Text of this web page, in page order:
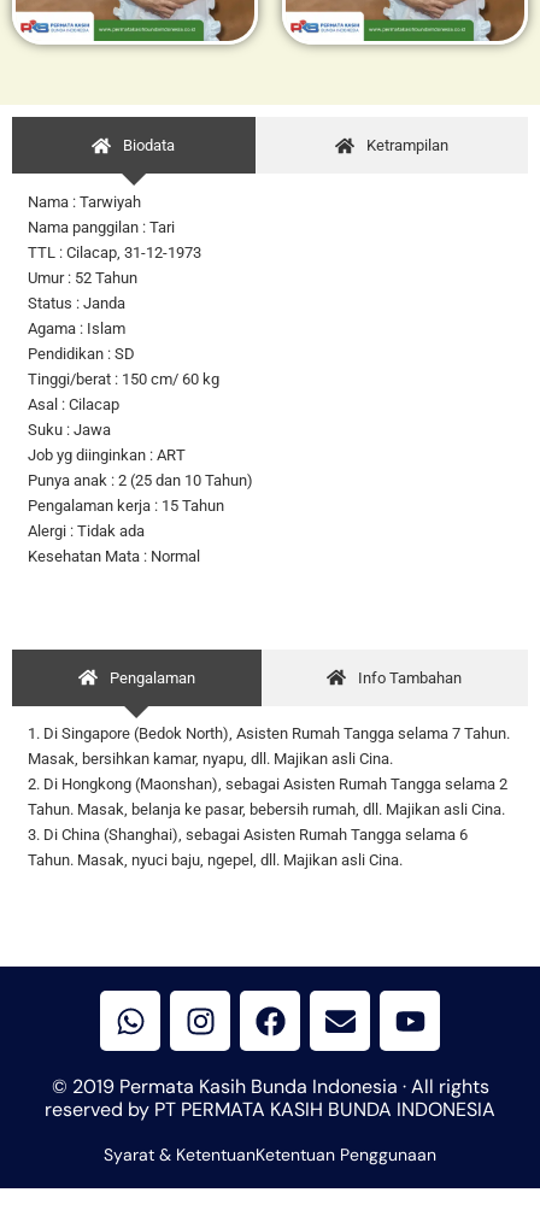
Biodata Ketrampilan
Nama : Tarwiyah
Nama panggilan : Tari
TTL : Cilacap, 31-12-1973
Umur : 52 Tahun
Status : Janda
Agama : Islam
Pendidikan : SD
Tinggi/berat : 150 cm/ 60 kg
Asal : Cilacap
Suku : Jawa
Job yg diinginkan : ART
Punya anak : 2 (25 dan 10 Tahun)
Pengalaman kerja : 15 Tahun
Alergi : Tidak ada
Kesehatan Mata : Normal
Pengalaman Info Tambahan
1. Di Singapore (Bedok North), Asisten Rumah Tangga selama 7 Tahun.
Masak, bersihkan kamar, nyapu, dll. Majikan asli Cina.
2. Di Hongkong (Maonshan), sebagai Asisten Rumah Tangga selama 2
Tahun. Masak, belanja ke pasar, bebersih rumah, dll. Majikan asli Cina.
3. Di China (Shanghai), sebagai Asisten Rumah Tangga selama 6
Tahun. Masak, nyuci baju, ngepel, dll. Majikan asli Cina.
h
a
t
s
a
p
p
n
s
t
a
r
a
a
c
b
o
k
n
v
e
l
p
e
o
u
t
u
e
© 2019 Permata Kasih Bunda Indonesia · All rights
reserved by PT PERMATA KASIH BUNDA INDONESIA
Syarat & KetentuanKetentuan Penggunaan